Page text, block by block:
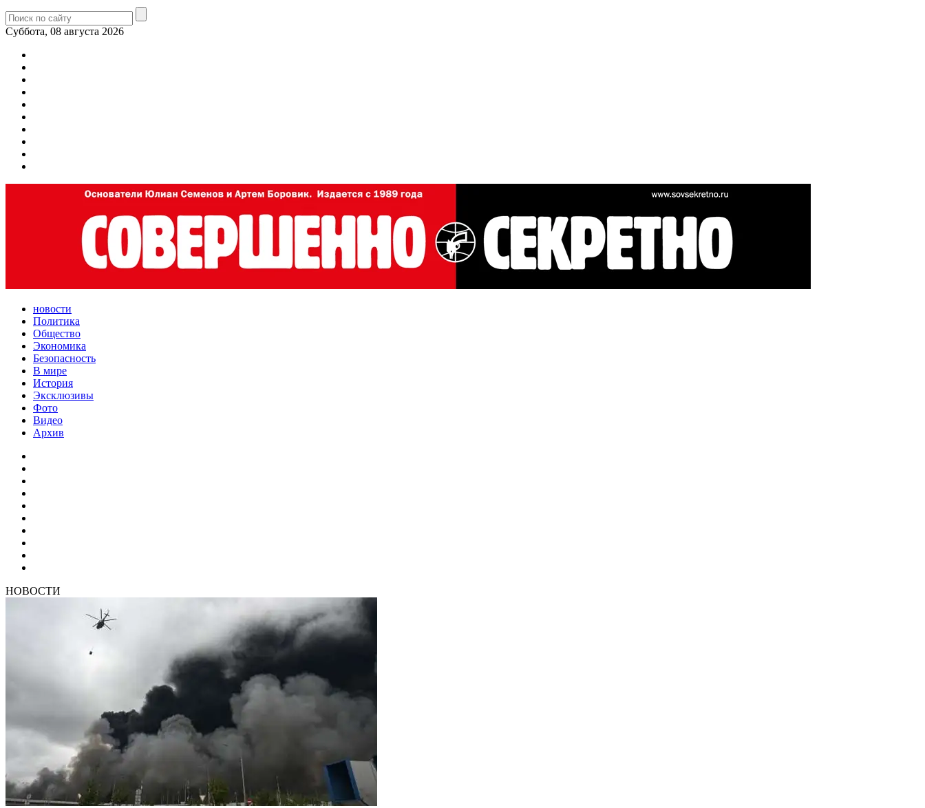
Суббота, 08 августа 2026
новости
Политика
Общество
Экономика
Безопасность
В мире
История
Эксклюзивы
Фото
Видео
Архив
НОВОСТИ